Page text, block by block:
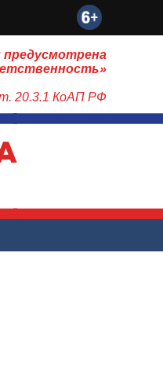
предусмотрена
20.3.1 КоАП РФ